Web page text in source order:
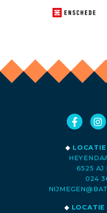
◆
6525 AJ
024
◆ LOCATIE